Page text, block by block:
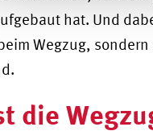
hat. Und
Wegzug,
die